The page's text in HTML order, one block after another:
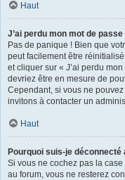
Haut
J’ai perdu mon mot de passe
Pas de panique ! Bien que
peut facilement être
et cliquer sur « J’ai perdu
devriez être en mesure de
Cependant, si vous ne
invitons à contacter un
Haut
Pourquoi suis-je
Si vous ne cochez pas la
au forum, vous ne resterez